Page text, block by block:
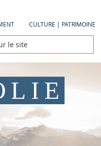
CULTURE | PATRIMOINE